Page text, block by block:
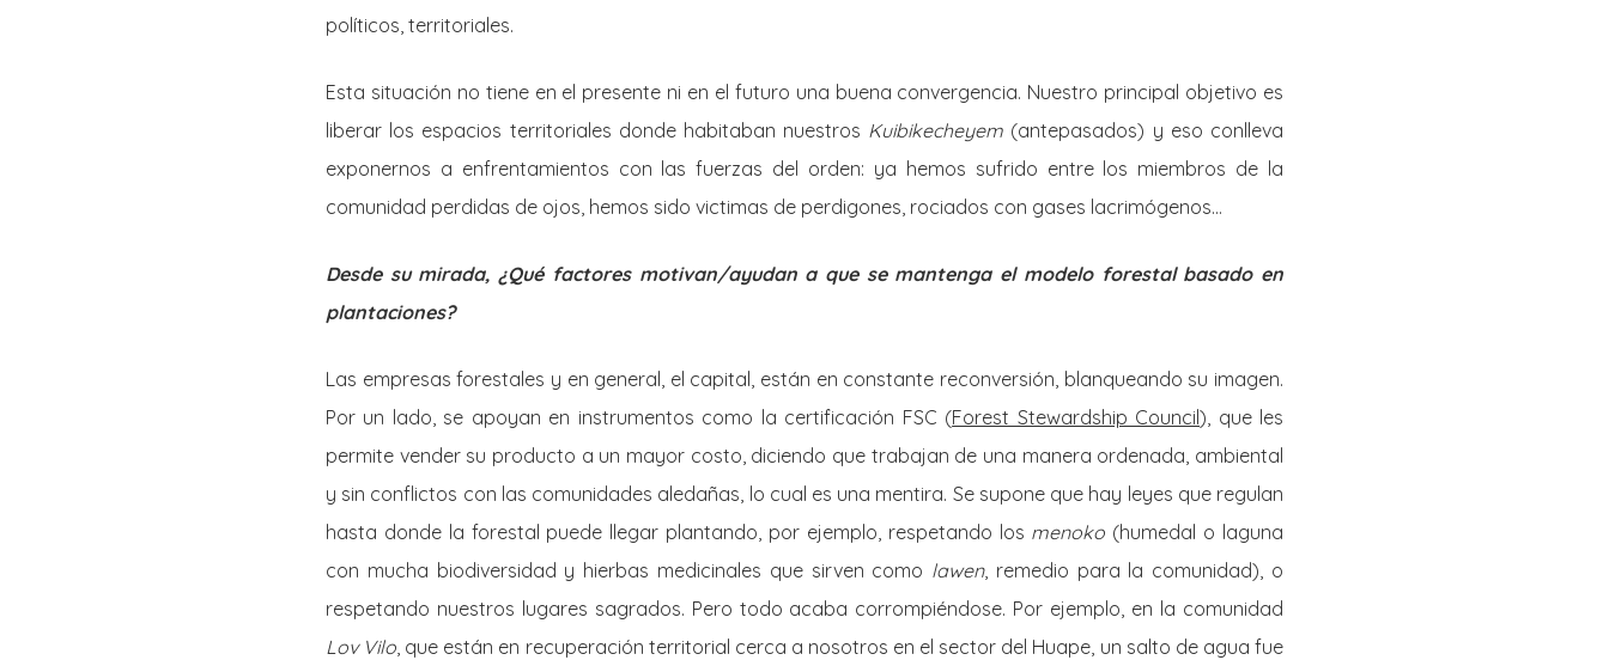
políticos, territoriales.
Esta situación no tiene en el presente ni en el futuro una buena convergencia. Nuestro principal objetivo es
liberar los espacios territoriales donde habitaban nuestros Kuibikecheyem (antepasados) y eso conlleva
exponernos a enfrentamientos con las fuerzas del orden: ya hemos sufrido entre los miembros de la
comunidad perdidas de ojos, hemos sido victimas de perdigones, rociados con gases lacrimógenos…
Desde su mirada, ¿Qué factores motivan/ayudan a que se mantenga el modelo forestal basado en
plantaciones?
Las empresas forestales y en general, el capital, están en constante reconversión, blanqueando su imagen.
Por un lado, se apoyan en instrumentos como la certificación FSC (Forest Stewardship Council), que les
permite vender su producto a un mayor costo, diciendo que trabajan de una manera ordenada, ambiental
y sin conflictos con las comunidades aledañas, lo cual es una mentira. Se supone que hay leyes que regulan
hasta donde la forestal puede llegar plantando, por ejemplo, respetando los menoko (humedal o laguna
con mucha biodiversidad y hierbas medicinales que sirven como lawen, remedio para la comunidad), o
respetando nuestros lugares sagrados. Pero todo acaba corrompiéndose. Por ejemplo, en la comunidad
Lov Vilo , que están en recuperación territorial cerca a nosotros en el sector del Huape, un salto de agua fue